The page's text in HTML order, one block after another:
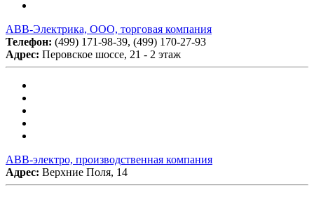
АВВ-Электрика, ООО, торговая компания
Телефон: (499) 171-98-39, (499) 170-27-93
Адрес: Перовское шоссе, 21 - 2 этаж
АВВ-электро, производственная компания
Адрес: Верхние Поля, 14